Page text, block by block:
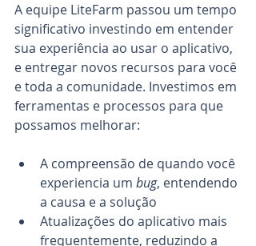
A equipe LiteFarm passou um tempo
significativo investindo em entender
sua experiência ao usar o aplicativo,
e entregar novos recursos para você
e toda a comunidade. Investimos em
ferramentas e processos para que
possamos melhorar:
A compreensão de quando você
experiencia um bug, entendendo
a causa e a solução
Atualizações do aplicativo mais
frequentemente, reduzindo a